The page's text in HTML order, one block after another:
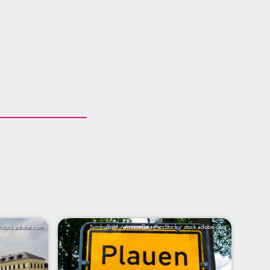
Symbolbild / Animaflora PicsStock / stock.adobe.com